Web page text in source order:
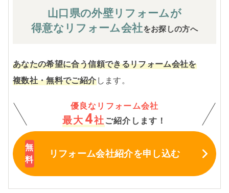
山口県の外壁 リフォームが
得意なリフォーム会社をお探しの方へ
あなたの希望に合う信頼できるリフォーム会社を
複数社・無料でご紹介します。
優良なリフォーム会社
最大 4社 ご紹介します！
リフォーム会社紹介を申し込む